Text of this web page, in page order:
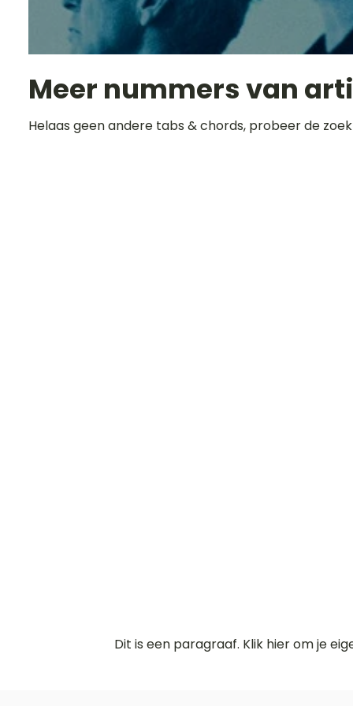
Meer nummers van
Helaas geen andere tabs & chords, probeer de
Dit is een paragraaf. Klik hier om je